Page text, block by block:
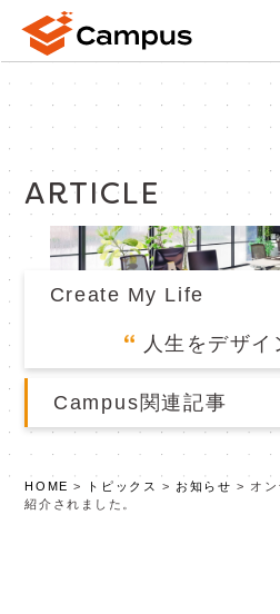
ARTICLE
Create My Life
人生をデザイ
Campus関連記事
HOME > トピックス > お知らせ > オ
紹介されました。